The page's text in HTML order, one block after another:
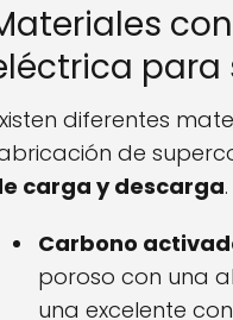
para
diferentes
de
carga y descarga
Carbono
poroso con una
una excelente